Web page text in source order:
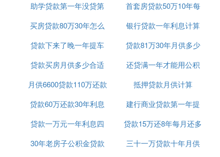
for(inti=0;i<=79;i)
cout<<'^'
cout<<"输入用户姓名：";
cin>>name;
cout<<"输入贷款金额（万元）：";
利率
助学贷款第一年没贷第
二年贷麻烦吗
首套房贷款50万10年每
月还多少钱
买房贷款80万30年怎么
计算公式
银行贷款一年利息计算
贷款下来了晚一年提车
可以吗
贷款81万30年月供多少
贷款买房月供多少合适
吗
还贷满一年才能用公积
金贷款吗
月供6600贷款110万还款
25年
抵押贷款月供计算
贷款60万还款30年利息
共计多少
建行商业贷款第一年提
前还款
贷款一万元一年利息四
百五
贷款15万还8年每月还多
少
30年老房子公积金贷款
三十一万贷款十年月供